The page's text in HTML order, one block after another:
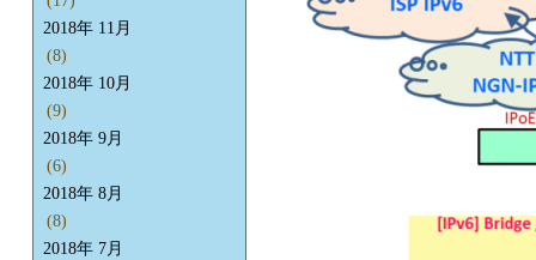
2018年 11月
(8)
2018年 10月
(9)
2018年 9月
(6)
2018年 8月
(8)
2018年 7月